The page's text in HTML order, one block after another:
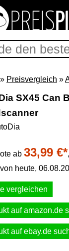
» Preisvergleich »
SX45 Can
ab 33,99 €*,
heute,
vergleichen
auf amazon.de
auf ebay.de